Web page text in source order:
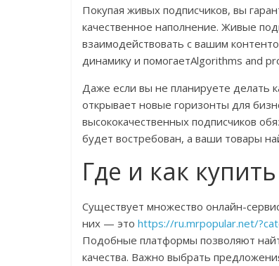
Покупая живых подписчиков, вы
качественное наполнение. Живые
взаимодействовать с вашим
динамику и помогаетAlgorithms and
Даже если вы не планируете делать
открывает новые горизонты для
высококачественных подписчиков
будет востребован, а ваши товары
Где и как
Существует множество онлайн-
них — это https://ru.mrpopular.net/
Подобные платформы позволяют
качества. Важно выбрать